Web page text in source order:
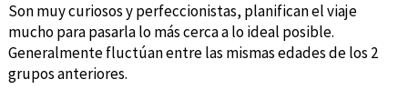
Son muy curiosos y perfeccionistas, planifican el viaje
mucho para pasarla lo más cerca a lo ideal posible.
Generalmente fluctúan entre las mismas edades de los 2
grupos anteriores.